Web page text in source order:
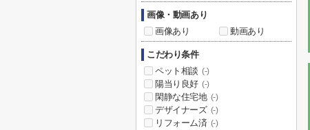
画像・動画あり
画像あり
動画あり
こだわり条件
ペット相談 (-)
陽当り良好 (-)
閑静な住宅地 (-)
デザイナーズ (-)
リフォーム済 (-)